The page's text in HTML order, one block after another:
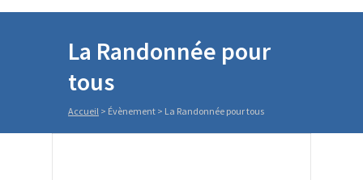
La Randonnée pour
tous
Accueil > Évènement > La Randonnée pour tous